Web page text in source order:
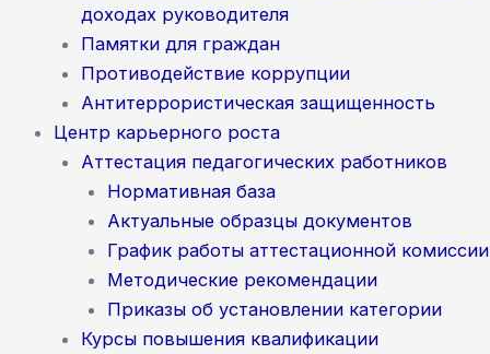
доходах руководителя
Памятки для граждан
Противодействие коррупции
Антитеррористическая защищенность
Центр карьерного роста
Аттестация педагогических работников
Нормативная база
Актуальные образцы документов
График работы аттестационной комиссии
Методические рекомендации
Приказы об установлении категории
Курсы повышения квалификации